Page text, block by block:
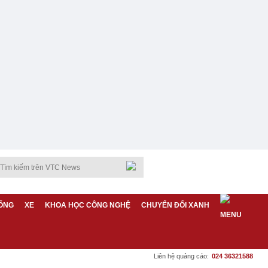
XE KHOA HỌC CÔNG NGHỆ CHUYỂN ĐỔI XANH
Liên hệ quảng cáo: 024 36321588